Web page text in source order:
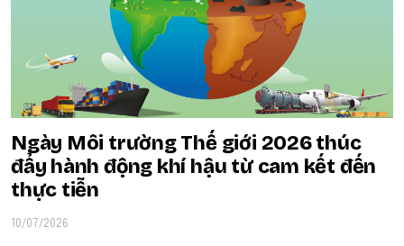
Ngày Môi trường Thế giới 2026 thúc
đẩy hành động khí hậu từ cam kết đến
thực tiễn
10/07/2026